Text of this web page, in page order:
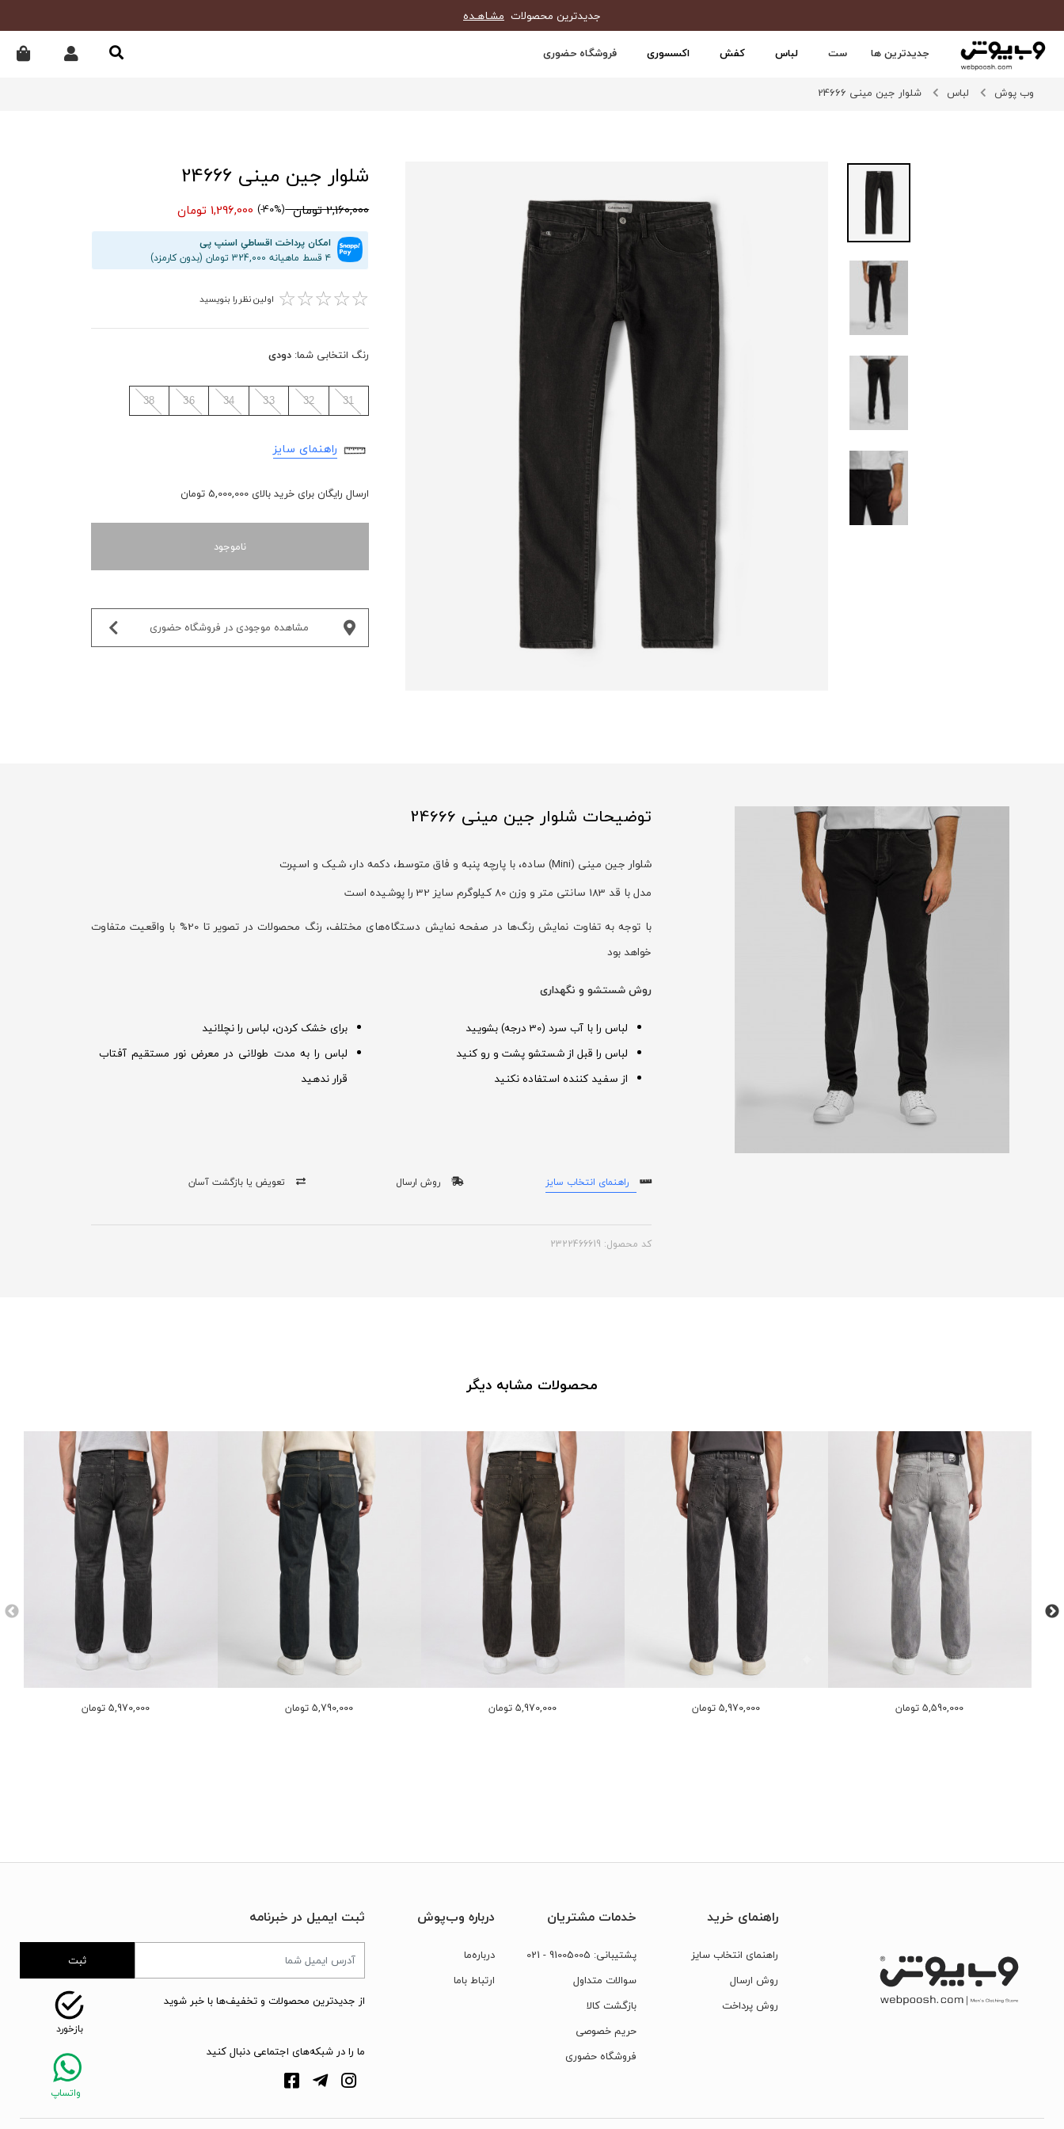
جدیدترین محصولات مشـاهـده
جدیدترین ها ست لباس کفش اکسسوری فروشگاه حضوری
وب پوش لباس شلوار جین مینی 24666
شلوار جین مینی 24666
2,160,000 تومان (40%-) 1,296,000 تومان
امکان پرداخت اقساطیِ اسنپ پی
۴ قسط ماهیانه 324,000 تومان (بدون کارمزد)
☆
☆
☆
☆
☆ اولین نظر را بنویسید
رنگ انتخابی شما: دودی
31
32
33
34
36
38
راهنمای سایز
ارسال رایگان برای خرید بالای 5,000,000 تومان
ناموجود
مشاهده موجودی در فروشگاه حضوری‌
توضیحات شلوار جین مینی 24666
شلوار جین مینی (Mini) ساده، با پارچه پنبه و فاق متوسط، دکمه دار، شیک و اسپرت
مدل با قد 183 سانتی متر و وزن 80 کیلوگرم سایز 32 را پوشیده است
با توجه به تفاوت نمایش رنگ‌ها در صفحه نمایش دستگاه‌های مختلف، رنگ محصولات در تصویر تا 20% با واقعیت متفاوت
خواهد بود
روش شستشو و نگهداری
لباس را با آب سرد (30 درجه) بشویید
لباس را قبل از شستشو پشت و رو کنید
از سفید کننده استفاده نکنید
برای خشک کردن، لباس را نچلانید
لباس را به مدت طولانی در معرض نور مستقیم آفتاب
قرار ندهید
راهنمای انتخاب سایز روش ارسال تعویض یا بازگشت آسان
کد محصول: 2322466619
محصولات مشابه دیگر
5,970,000 تومان 5,790,000 تومان 5,970,000 تومان 5,970,000 تومان 5,590,000 تومان
راهنمای خرید
راهنمای انتخاب سایز
روش ارسال
روش پرداخت
خدمات مشتریان
پشتیبانی: 91005005
- 021
سوالات متداول
بازگشت کالا
حریم خصوصی
فروشگاه حضوری
درباره وب‌پوش
درباره‌ما
ارتباط‌ با‌ما
ثبت ایمیل در خبرنامه
ثبت
از جدیدترین محصولات و تخفیف‌ها با خبر شوید
ما را در شبکه‌های اجتماعی دنبال کنید